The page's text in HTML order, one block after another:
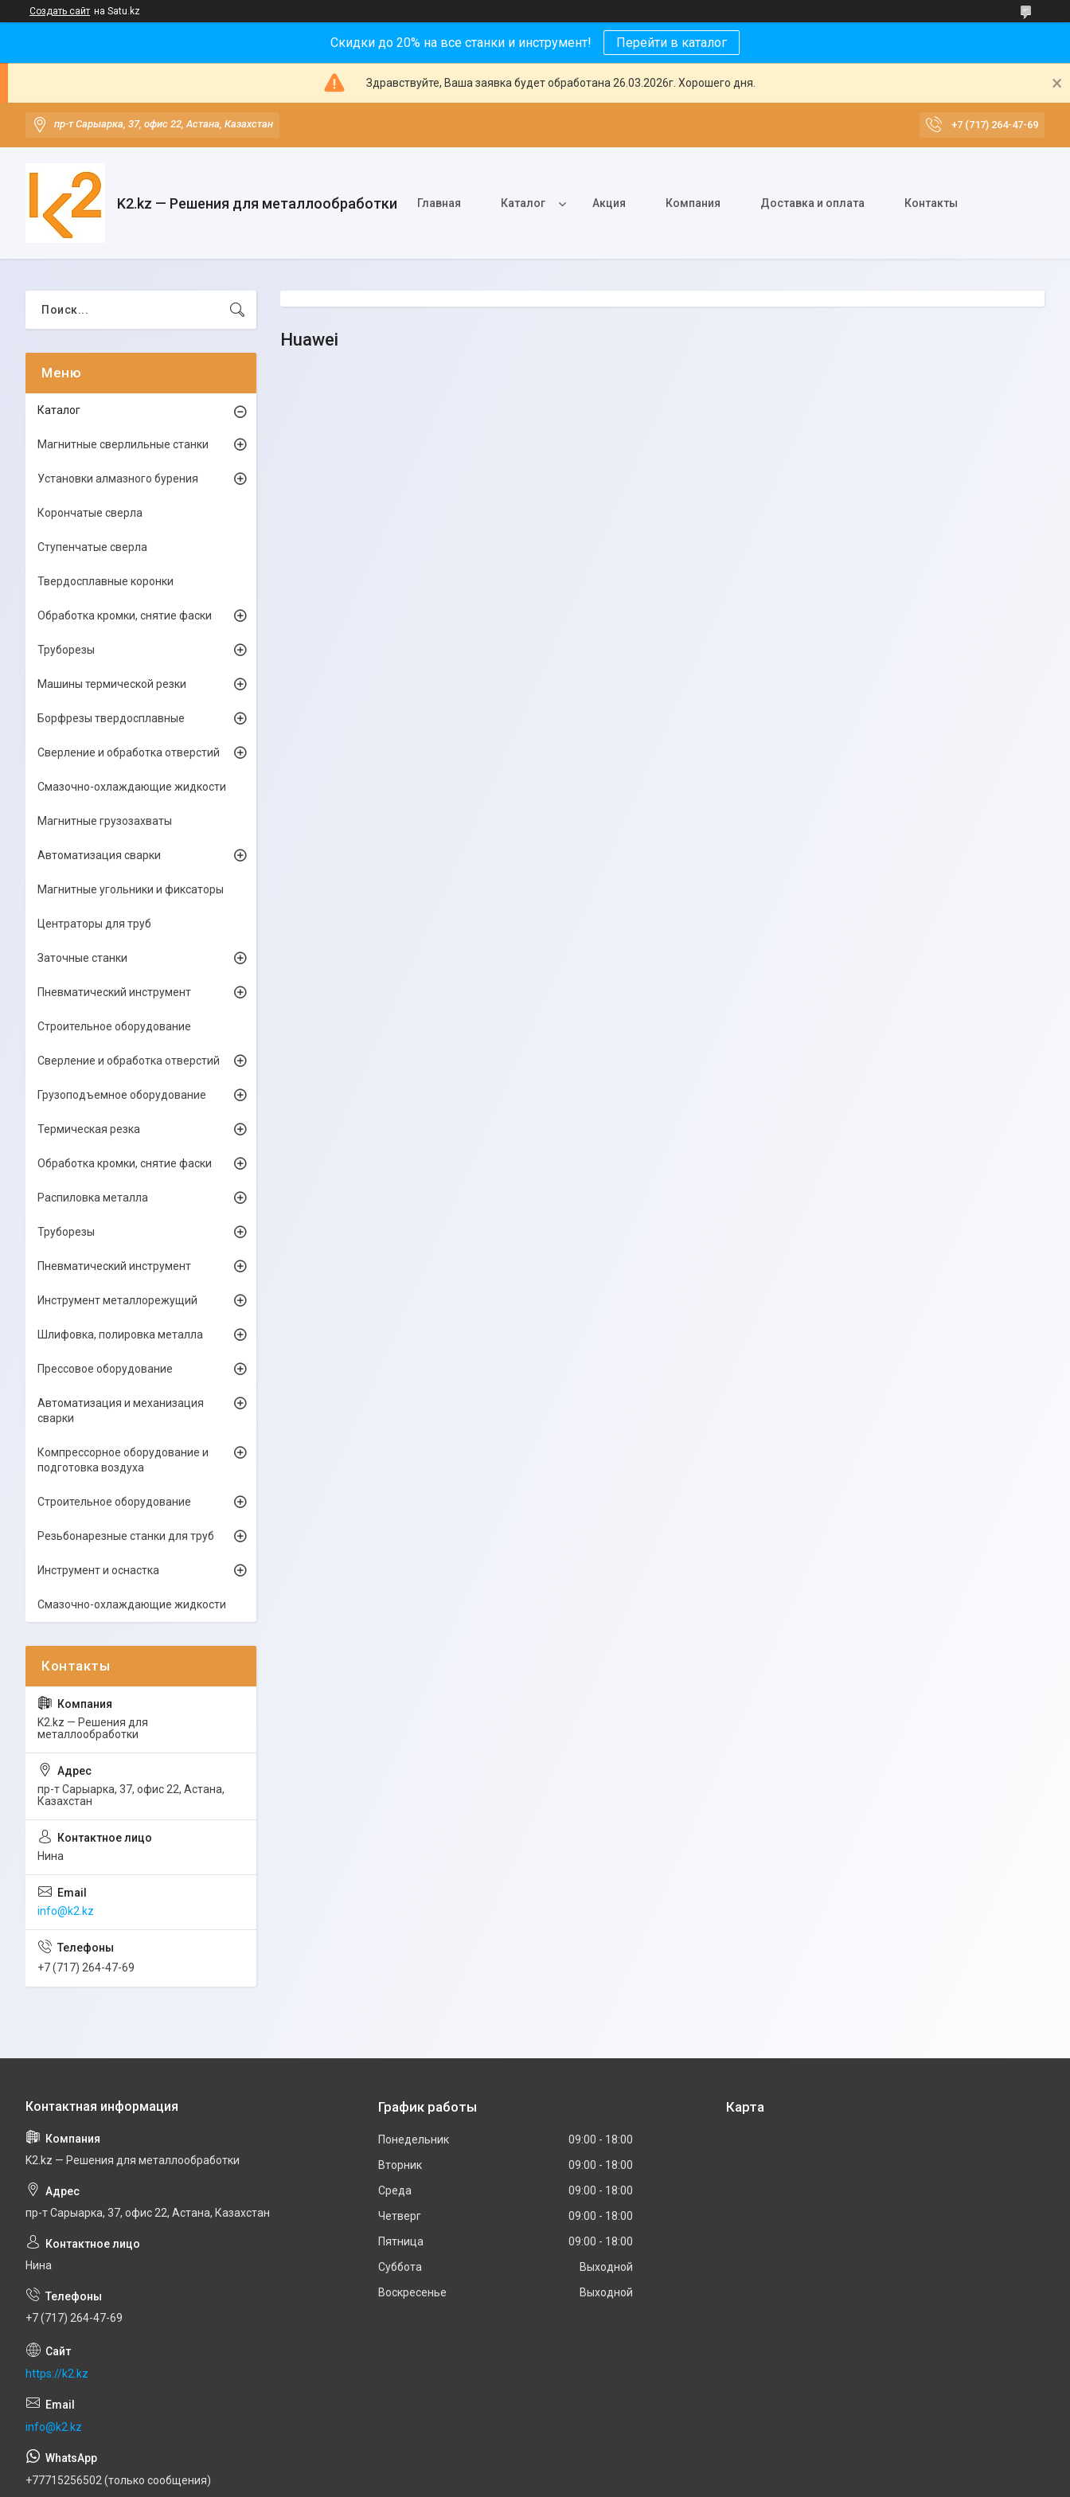
Создать сайт на Satu.kz
Скидки до 20% на все станки и инструмент! Перейти в каталог
Здравствуйте, Ваша заявка будет обработана 26.03.2026г. Хорошего дня.
пр-т Сарыарка, 37, офис 22, Астана, Казахстан +7 (717) 264-47-69
K2.kz — Решения для металлообработки Главная Каталог Акция Компания Доставка и оплата Контакты
Huawei
Каталог
Магнитные сверлильные станки
Установки алмазного бурения
Корончатые сверла
Ступенчатые сверла
Твердосплавные коронки
Обработка кромки, снятие фаски
Труборезы
Машины термической резки
Борфрезы твердосплавные
Сверление и обработка отверстий
Смазочно-охлаждающие жидкости
Магнитные грузозахваты
Автоматизация сварки
Магнитные угольники и фиксаторы
Центраторы для труб
Заточные станки
Пневматический инструмент
Строительное оборудование
Сверление и обработка отверстий
Грузоподъемное оборудование
Термическая резка
Обработка кромки, снятие фаски
Распиловка металла
Труборезы
Пневматический инструмент
Инструмент металлорежущий
Шлифовка, полировка металла
Прессовое оборудование
Автоматизация и механизация
сварки
Компрессорное оборудование и
подготовка воздуха
Строительное оборудование
Резьбонарезные станки для труб
Инструмент и оснастка
Смазочно-охлаждающие жидкости
K2.kz — Решения для
металлообработки
пр-т Сарыарка, 37, офис 22, Астана,
Казахстан
Нина
info@k2.kz
+7 (717) 264-47-69
K2.kz — Решения для металлообработки
пр-т Сарыарка, 37, офис 22, Астана, Казахстан
Нина
+7 (717) 264-47-69
https://k2.kz
info@k2.kz
+77715256502 (только сообщения)
График работы
Понедельник 09:00
18:00
Вторник
09:00
18:00
Среда
09:00
18:00
Четверг
09:00
18:00
Пятница
09:00
18:00
Суббота
Выходной
Воскресенье
Выходной
Карта